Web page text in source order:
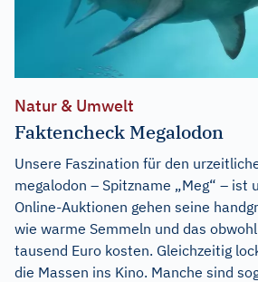
Natur & Umwelt
Faktencheck Megalodon
Unsere Faszination für den
megalodon – Spitzname „Meg“ – ist
Online-Auktionen gehen seine
wie warme Semmeln und das
tausend Euro kosten. Gleichzeitig
die Massen ins Kino. Manche sind